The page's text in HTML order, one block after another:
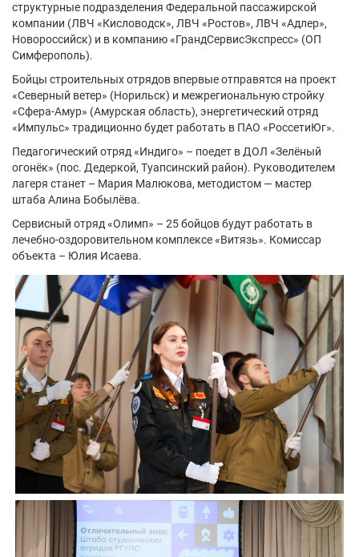
структурные подразделения Федеральной пассажирской
компании (ЛВЧ «Кисловодск», ЛВЧ «Ростов», ЛВЧ «Адлер»,
Новороссийск) и в компанию «ГрандСервисЭкспресс» (ОП
Симферополь).
Бойцы строительных отрядов впервые отправятся на проект
«Северный ветер» (Норильск) и межрегиональную стройку
«Сфера-Амур» (Амурская область), энергетический отряд
«Импульс» традиционно будет работать в ПАО «РоссетиЮг».
Педагогический отряд «Индиго» – поедет в ДОЛ «Зелёный
огонёк» (пос. Дедеркой, Туапсинский район). Руководителем
лагеря станет – Мария Малюкова, методистом — мастер
штаба Алина Бобылёва.
Сервисный отряд «Олимп» – 25 бойцов будут работать в
лечебно-оздоровительном комплексе «Витязь». Комиссар
объекта – Юлия Исаева.